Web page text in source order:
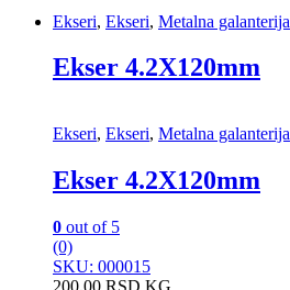
Ekseri, Ekseri, Metalna galanterija
Ekser 4.2X120mm
Ekseri, Ekseri, Metalna galanterija
Ekser 4.2X120mm
0 out of 5
(0)
SKU: 000015